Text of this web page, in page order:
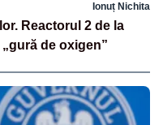
Ionuț Nichita
Reactorul 2 de la
de oxigen”